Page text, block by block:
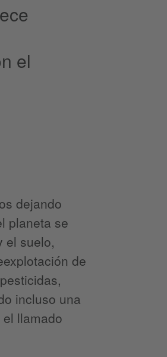
el
dejando
planeta se
el suelo,
de
incluso una
llamado